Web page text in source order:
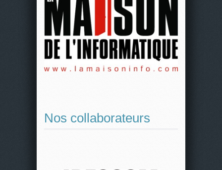
Nos collaborateurs